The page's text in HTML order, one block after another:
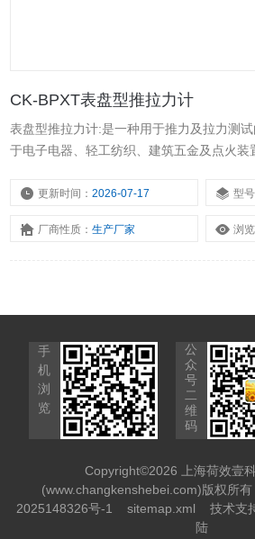
CK-BPXT表盘型推拉力计
表盘型推拉力计:是一种用于推力及拉力测
于电子电器、轻工纺织、建筑五金及点火装
更新时间：2026-07-17 型
厂商性质：生产厂家 浏
手
机
浏
览
公
众
号
二
维
码
Copyright©2026 上海荷效壹
(www.changkenshebei.com)版权所
2025148326号-1
sitemap.xml 技术支
陆